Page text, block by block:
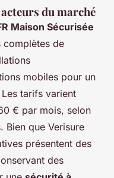
du marché
Maison Sécurisée
complètes de
mobiles pour un
tarifs varient
€ par mois, selon
Bien que Verisure
présentent des
des